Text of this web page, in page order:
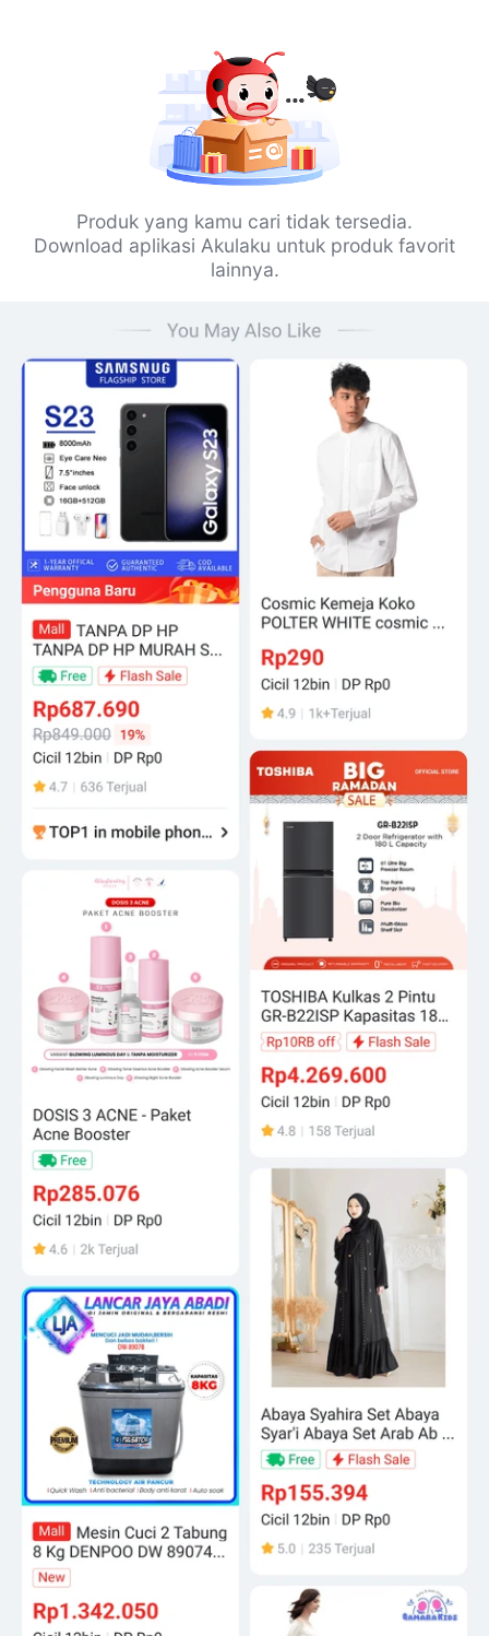
Produk yang kamu cari tidak tersedia.
Download aplikasi Akulaku untuk produk favorit
lainnya.